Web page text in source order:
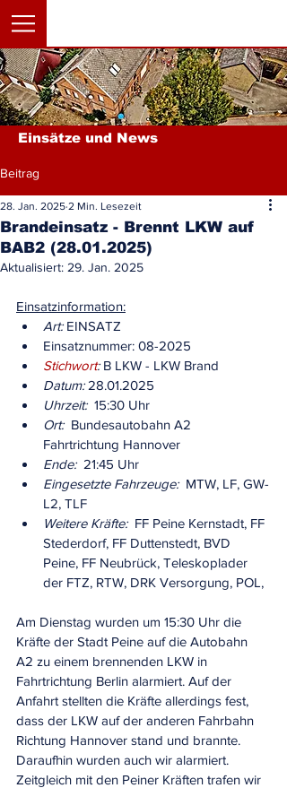
Einsätze und News
Beitrag
Brandeinsatz - Brennt LKW auf
BAB2 (28.01.2025)
28. Jan. 2025 2 Min. Lesezeit
Aktualisiert: 29. Jan. 2025
Einsatzinformation:
Art: EINSATZ
Einsatznummer: 08-2025
Stichwort: B LKW - LKW Brand
Datum: 28.01.2025
Uhrzeit:
  15:30 Uhr
Ort:
  Bundesautobahn A2
Fahrtrichtung Hannover
Ende:
  21:45 Uhr
Eingesetzte Fahrzeuge:
  MTW, LF, GW-
L2, TLF
Weitere Kräfte: FF Peine Kernstadt, FF
Stederdorf, FF Duttenstedt, BVD
Peine, FF Neubrück, Teleskoplader
der FTZ, RTW, DRK Versorgung, POL,
Am Dienstag wurden um 15:30 Uhr die
Kräfte der Stadt Peine auf die Autobahn
A2 zu einem brennenden LKW in
Fahrtrichtung Berlin alarmiert. Auf der
Anfahrt stellten die Kräfte allerdings fest,
dass der LKW auf der anderen Fahrbahn
Richtung Hannover stand und brannte.
Daraufhin wurden auch wir alarmiert.
Zeitgleich mit den Peiner Kräften trafen wir